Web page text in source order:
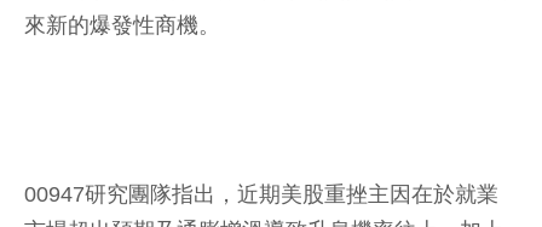
來新的爆發性商機。
00947研究團隊指出，近期美股重挫主因在於就業